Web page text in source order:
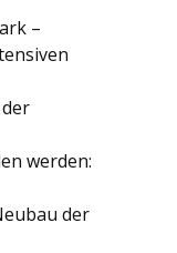
–
werden:
der